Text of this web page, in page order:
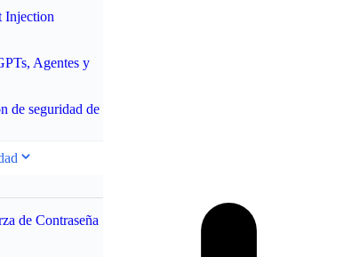
Injection
Agentes y
de seguridad de
de Contraseña